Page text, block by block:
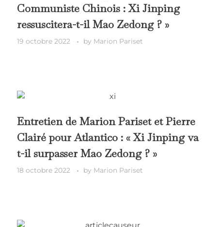
Communiste Chinois : Xi Jinping
ressuscitera-t-il Mao Zedong ? »
19 octobre 2022 by Marion Pariset
Entretien de Marion Pariset et Pierre
Clairé pour Atlantico : « Xi Jinping va
t-il surpasser Mao Zedong ? »
18 octobre 2022 by Marion Pariset